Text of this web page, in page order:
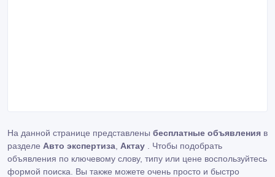
На данной странице представлены бесплатные объявления в
разделе Авто экспертиза Актау . Чтобы подобрать
объявления по ключевому слову, типу или цене воспользуйтесь
формой поиска. Вы также можете очень просто и быстро